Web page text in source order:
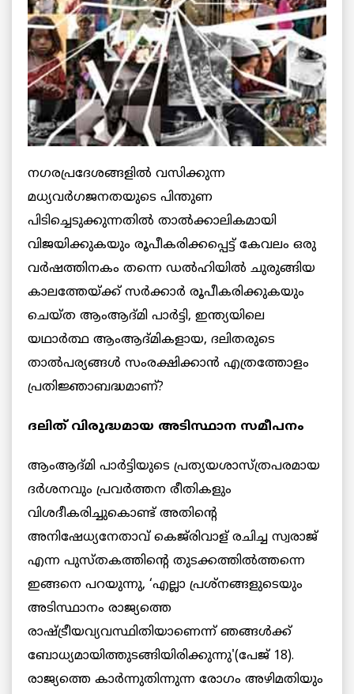
നഗരപ്രദേശങ്ങളില്‍ വസിക്കുന്ന
മധ്യവര്‍ഗജനതയുടെ പിന്തുണ
പിടിച്ചെടുക്കുന്നതില്‍ താല്‍ക്കാലികമായി
വിജയിക്കുകയും രൂപീകരിക്കപ്പെട്ട് കേവലം ഒരു
വര്‍ഷത്തിനകം തന്നെ ഡല്‍ഹിയില്‍ ചുരുങ്ങിയ
കാലത്തേയ്ക്ക് സര്‍ക്കാര്‍ രൂപീകരിക്കുകയും
ചെയ്ത ആംആദ്മി പാര്‍ട്ടി, ഇന്ത്യയിലെ
യഥാര്‍ത്ഥ ആംആദ്മികളായ, ദലിതരുടെ
താല്‍പര്യങ്ങള്‍ സംരക്ഷിക്കാന്‍ എത്രത്തോളം
പ്രതിജ്ഞാബദ്ധമാണ്?
ദലിത് വിരുദ്ധമായ അടിസ്ഥാന സമീപനം
ആംആദ്മി പാര്‍ട്ടിയുടെ പ്രത്യയശാസ്ത്രപരമായ
ദര്‍ശനവും പ്രവര്‍ത്തന രീതികളും
വിശദീകരിച്ചുകൊണ്ട് അതിന്റെ
അനിഷേധ്യനേതാവ് കെജ്‌രിവാള് രചിച്ച സ്വരാജ്
എന്ന പുസ്തകത്തിന്റെ തുടക്കത്തില്‍ത്തന്നെ
ഇങ്ങനെ പറയുന്നു, ‘എല്ലാ പ്രശ്‌നങ്ങളുടെയും
അടിസ്ഥാനം രാജ്യത്തെ
രാഷ്ട്രീയവ്യവസ്ഥിതിയാണെന്ന് ഞങ്ങള്‍ക്ക്
ബോധ്യമായിത്തുടങ്ങിയിരിക്കുന്നു'(പേജ് 18).
രാജ്യത്തെ കാര്‍ന്നുതിന്നുന്ന രോഗം അഴിമതിയും